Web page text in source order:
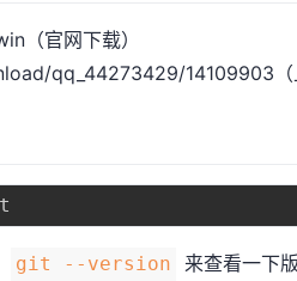
（官网下载）
qq_44273429/14109903
git --version 来查看一下